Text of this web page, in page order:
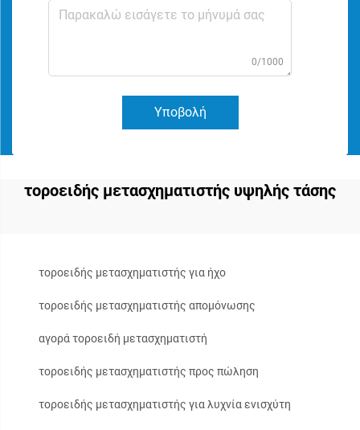
0/1000
Υποβολή
τοροειδής μετασχηματιστής υψηλής τάσης
τοροειδής μετασχηματιστής για ήχο
τοροειδής μετασχηματιστής απομόνωσης
αγορά τοροειδή μετασχηματιστή
τοροειδής μετασχηματιστής προς πώληση
τοροειδής μετασχηματιστής για λυχνία ενισχύτη